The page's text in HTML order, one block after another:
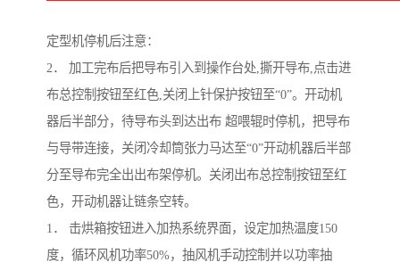
定型机停机后注意：
2． 加工完布后把导布引入到操作台处,撕开导布,点击进
布总控制按钮至红色,关闭上针保护按钮至“0”。开动机
器后半部分，待导布头到达出布 超喂辊时停机，把导布
与导带连接，关闭冷却筒张力马达至“0”开动机器后半部
分至导布完全出出布架停机。关闭出布总控制按钮至红
色，开动机器让链条空转。
1． 击烘箱按钮进入加热系统界面，设定加热温度150
度，循环风机功率50%，抽风机手动控制并以功率抽